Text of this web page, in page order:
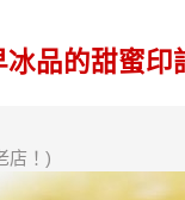
品的甜蜜印
店！)